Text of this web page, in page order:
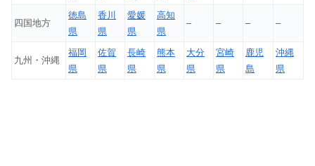
四国地方
徳島
県
香川
県
愛媛
県
高知
県
– – – –
九州・沖縄
福岡
県
佐賀
県
長崎
県
熊本
県
大分
県
宮崎
県
鹿児
島
沖縄
県